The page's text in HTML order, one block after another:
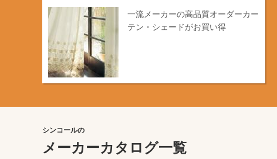
一流メーカーの高品質オーダーカー
テン・シェードがお買い得
シンコールの
メーカーカタログ一覧